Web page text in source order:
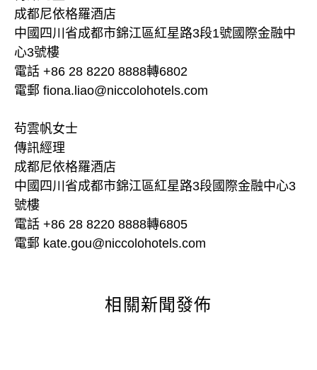
成都尼依格羅酒店
中國四川省成都市錦江區紅星路3段1號國際金融中
心3號樓
電話 +86 28 8220 8888轉6802
電郵 fiona.liao@niccolohotels.com
茍雲帆女士
傳訊經理
成都尼依格羅酒店
中國四川省成都市錦江區紅星路3段國際金融中心3
號樓
電話 +86 28 8220 8888轉6805
電郵 kate.gou@niccolohotels.com
相關新聞發佈